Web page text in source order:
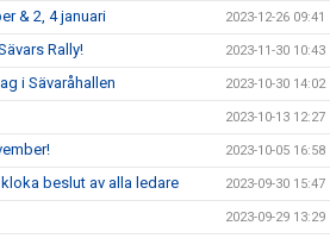
& 2, 4 januari 2023-12-26 09:41
Rally! 2023-11-30 10:43
i Sävaråhallen 2023-10-30 14:02
2023-10-13 12:27
2023-10-05 16:58
beslut av alla ledare 2023-09-30 15:47
2023-09-29 13:29